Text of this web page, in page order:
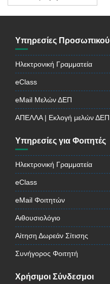
Ανακοινώσεων
Υπηρεσίες Προσωπικού
Ηλεκτρονική Γραμματεία
eClass
eMail Μελών ΔΕΠ
ΑΠΕΛΛΑ | Εκλογή μελών ΔΕΠ
Υπηρεσίες για Φοιτητές
Ηλεκτρονική Γραμματεία
eClass
eMail Φοιτητών
Αιθουσιολόγιο
Αίτηση Δωρεάν Σίτισης
Συνήγορος Φοιτητή
Χρήσιμοι Σύνδεσμοι